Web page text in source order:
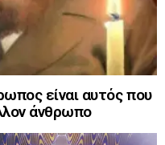
είναι αυτός που
άνθρωπο